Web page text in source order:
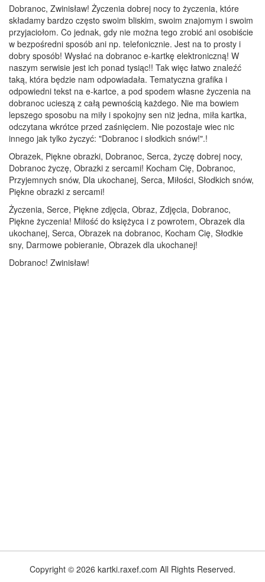
Dobranoc, Zwinisław! Życzenia dobrej nocy to życzenia, które
składamy bardzo często swoim bliskim, swoim znajomym i swoim
przyjaciołom. Co jednak, gdy nie można tego zrobić ani osobiście
w bezpośredni sposób ani np. telefonicznie. Jest na to prosty i
dobry sposób! Wysłać na dobranoc e-kartkę elektroniczną! W
naszym serwisie jest ich ponad tysiąc!! Tak więc łatwo znaleźć
taką, która będzie nam odpowiadała. Tematyczna grafika i
odpowiedni tekst na e-kartce, a pod spodem własne życzenia na
dobranoc ucieszą z całą pewnością każdego. Nie ma bowiem
lepszego sposobu na miły i spokojny sen niż jedna, miła kartka,
odczytana wkrótce przed zaśnięciem. Nie pozostaje wiec nic
innego jak tylko życzyć: "Dobranoc i słodkich snów!".!
Obrazek, Piękne obrazki, Dobranoc, Serca, życzę dobrej nocy,
Dobranoc życzę, Obrazki z sercami! Kocham Cię, Dobranoc,
Przyjemnych snów, Dla ukochanej, Serca, Miłości, Słodkich snów,
Piękne obrazki z sercami!
Życzenia, Serce, Piękne zdjęcia, Obraz, Zdjęcia, Dobranoc,
Piękne życzenia! Miłość do księżyca i z powrotem, Obrazek dla
ukochanej, Serca, Obrazek na dobranoc, Kocham Cię, Słodkie
sny, Darmowe pobieranie, Obrazek dla ukochanej!
Dobranoc! Zwinisław!
Copyright © 2026 kartki.raxef.com All Rights Reserved.